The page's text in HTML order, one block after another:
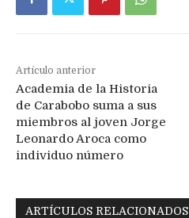
Artículo anterior
Academia de la Historia
de Carabobo suma a sus
miembros al joven Jorge
Leonardo Aroca como
individuo número
ARTÍCULOS RELACIONADOS